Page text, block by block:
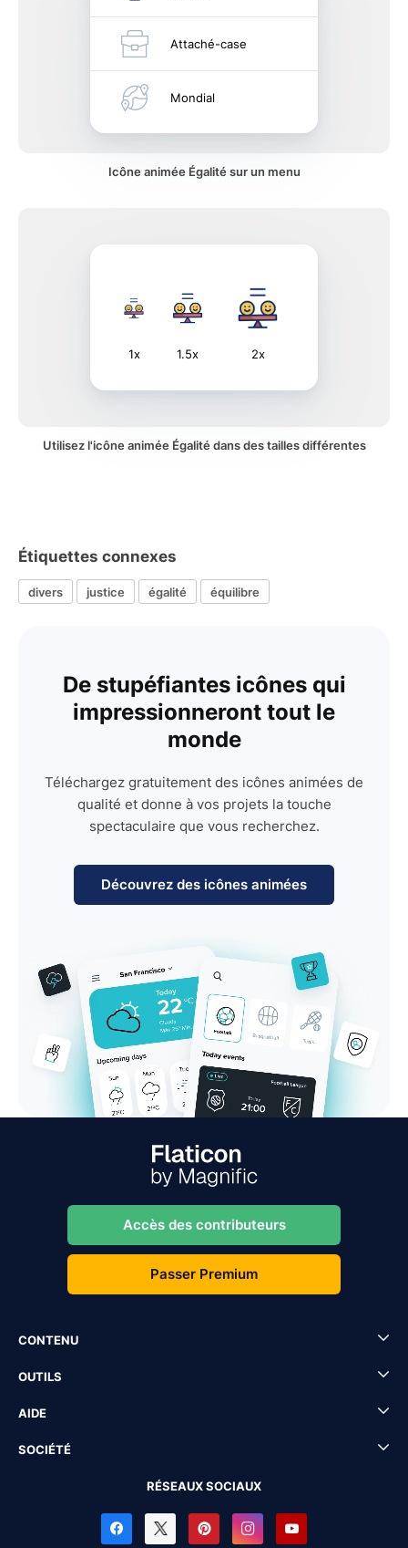
Attaché-case
Mondial
Icône animée Égalité sur un menu
1x 1.5x 2x
Utilisez l'icône animée Égalité dans des tailles différentes
Étiquettes connexes
divers justice égalité équilibre
De stupéfiantes icônes qui
impressionneront tout le
monde
Téléchargez gratuitement des icônes animées de
qualité et donne à vos projets la touche
spectaculaire que vous recherchez.
Découvrez des icônes animées
Accès des contributeurs
Passer Premium
CONTENU
OUTILS
AIDE
SOCIÉTÉ
RÉSEAUX SOCIAUX